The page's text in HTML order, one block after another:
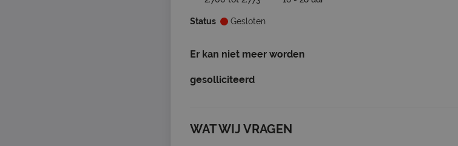
Status Gesloten
Er kan niet meer worden
gesolliciteerd
WAT WIJ VRAGEN